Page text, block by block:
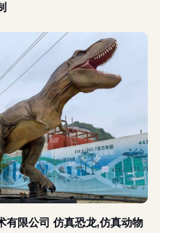
有限公司 仿真恐龙,仿真动物